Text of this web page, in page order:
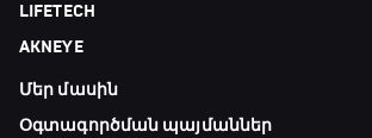
LIFETECH
AKNEYE
Մեր մասին
Օգտագործման պայմաններ